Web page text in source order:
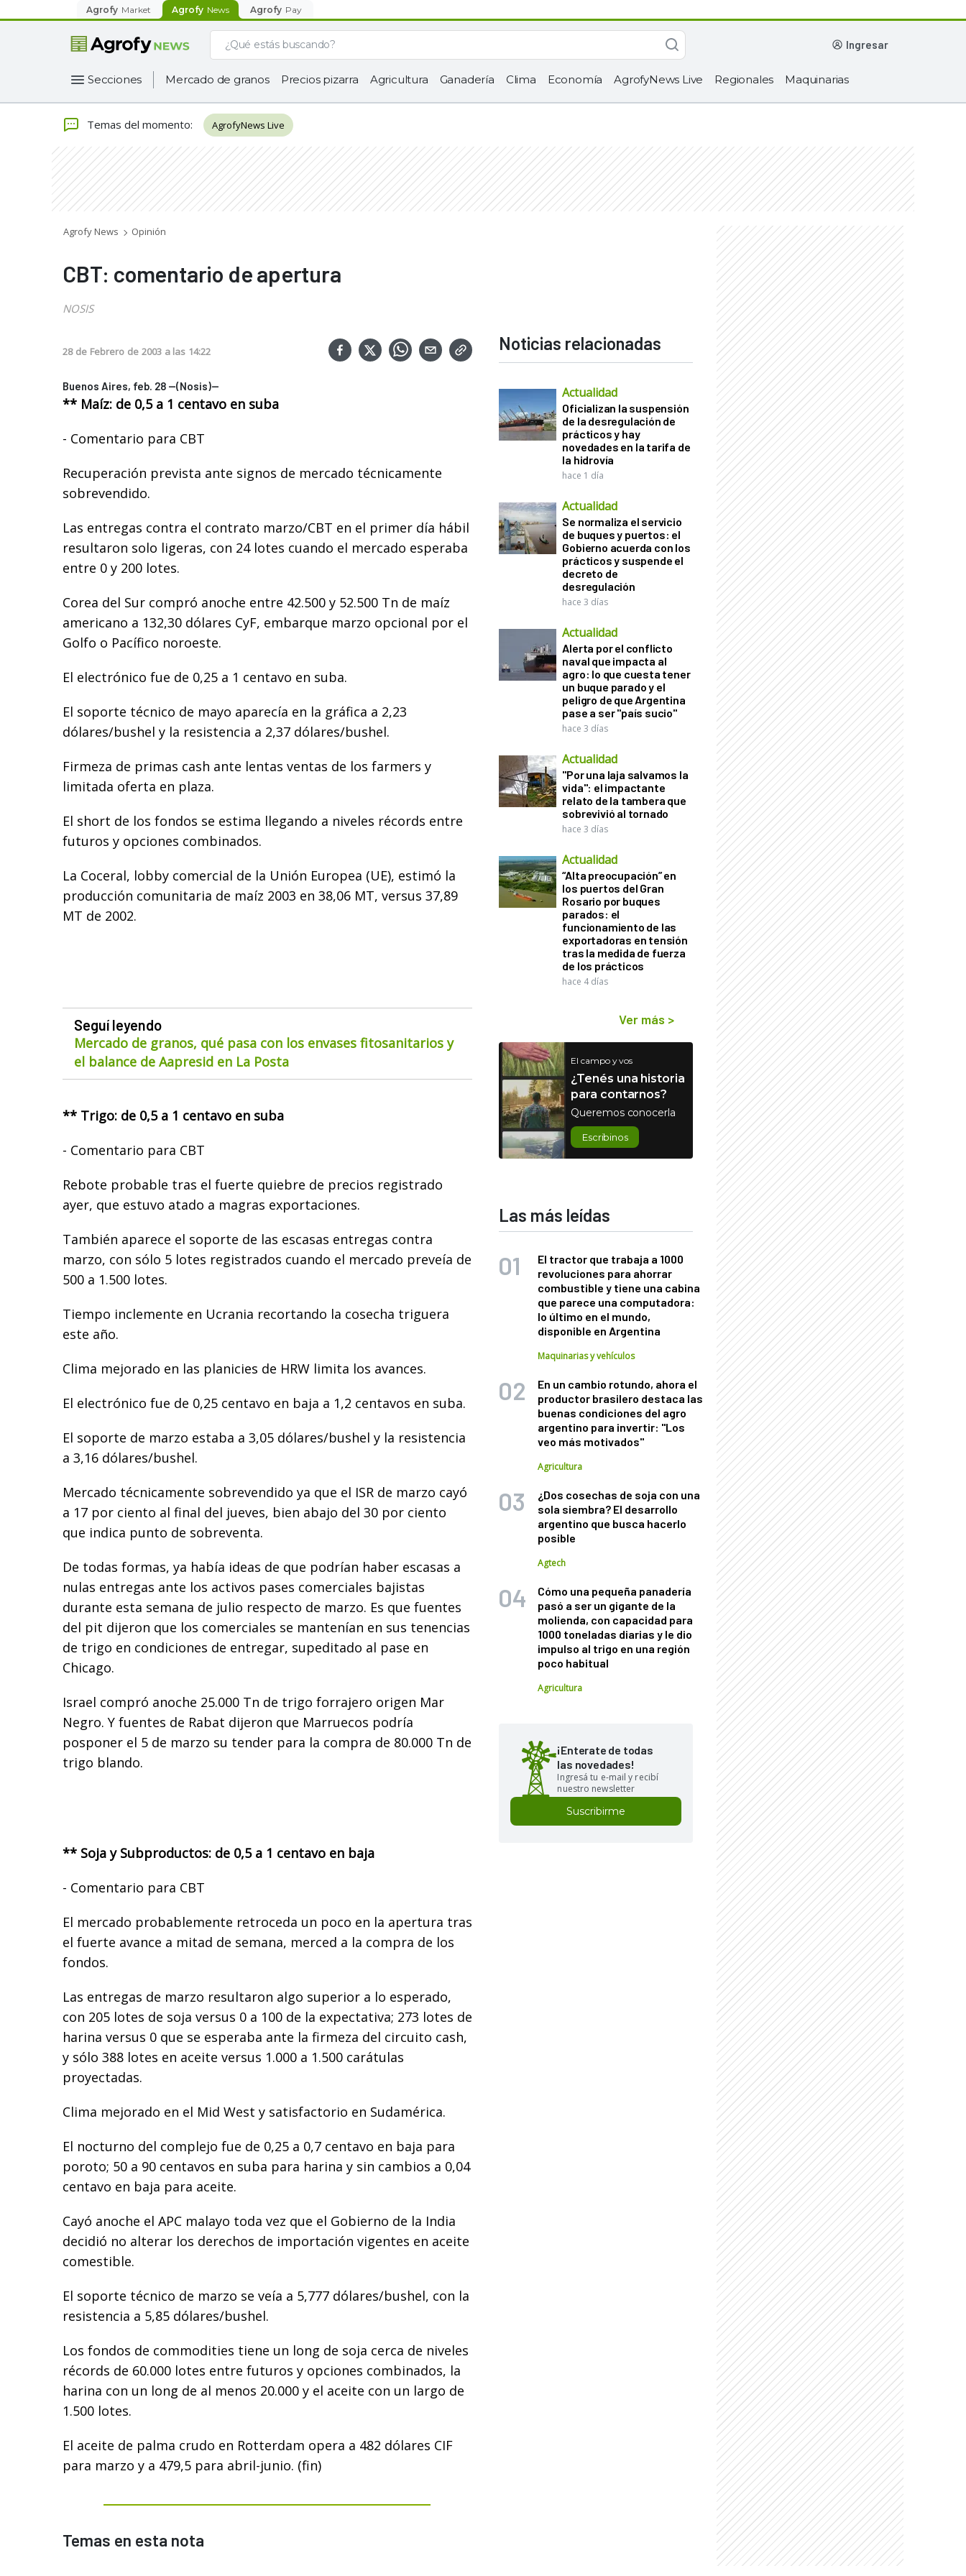
Agrofy Market Agrofy News Agrofy Pay
ingresar
Secciones Mercado de granos Precios pizarra Agricultura Ganadería Clima Economía AgrofyNews Live Regionales Maquinarias
Temas del momento: AgrofyNews Live
Agrofy News Opinión
CBT: comentario de apertura
NOSIS
28 de Febrero de 2003 a las 14:22
Buenos Aires, feb. 28 --(Nosis)--
** Maíz: de 0,5 a 1 centavo en suba
- Comentario para CBT
Recuperación prevista ante signos de mercado técnicamente
sobrevendido.
Las entregas contra el contrato marzo/CBT en el primer día hábil
resultaron solo ligeras, con 24 lotes cuando el mercado esperaba
entre 0 y 200 lotes.
Corea del Sur compró anoche entre 42.500 y 52.500 Tn de maíz
americano a 132,30 dólares CyF, embarque marzo opcional por el
Golfo o Pacífico noroeste.
El electrónico fue de 0,25 a 1 centavo en suba.
El soporte técnico de mayo aparecía en la gráfica a 2,23
dólares/bushel y la resistencia a 2,37 dólares/bushel.
Firmeza de primas cash ante lentas ventas de los farmers y
limitada oferta en plaza.
El short de los fondos se estima llegando a niveles récords entre
futuros y opciones combinados.
La Coceral, lobby comercial de la Unión Europea (UE), estimó la
producción comunitaria de maíz 2003 en 38,06 MT, versus 37,89
MT de 2002.
Seguí leyendo
Mercado de granos, qué pasa con los envases fitosanitarios y
el balance de Aapresid en La Posta
** Trigo: de 0,5 a 1 centavo en suba
- Comentario para CBT
Rebote probable tras el fuerte quiebre de precios registrado
ayer, que estuvo atado a magras exportaciones.
También aparece el soporte de las escasas entregas contra
marzo, con sólo 5 lotes registrados cuando el mercado preveía de
500 a 1.500 lotes.
Tiempo inclemente en Ucrania recortando la cosecha triguera
este año.
Clima mejorado en las planicies de HRW limita los avances.
El electrónico fue de 0,25 centavo en baja a 1,2 centavos en suba.
El soporte de marzo estaba a 3,05 dólares/bushel y la resistencia
a 3,16 dólares/bushel.
Mercado técnicamente sobrevendido ya que el ISR de marzo cayó
a 17 por ciento al final del jueves, bien abajo del 30 por ciento
que indica punto de sobreventa.
De todas formas, ya había ideas de que podrían haber escasas a
nulas entregas ante los activos pases comerciales bajistas
durante esta semana de julio respecto de marzo. Es que fuentes
del pit dijeron que los comerciales se mantenían en sus tenencias
de trigo en condiciones de entregar, supeditado al pase en
Chicago.
Israel compró anoche 25.000 Tn de trigo forrajero origen Mar
Negro. Y fuentes de Rabat dijeron que Marruecos podría
posponer el 5 de marzo su tender para la compra de 80.000 Tn de
trigo blando.
** Soja y Subproductos: de 0,5 a 1 centavo en baja
- Comentario para CBT
El mercado probablemente retroceda un poco en la apertura tras
el fuerte avance a mitad de semana, merced a la compra de los
fondos.
Las entregas de marzo resultaron algo superior a lo esperado,
con 205 lotes de soja versus 0 a 100 de la expectativa; 273 lotes de
harina versus 0 que se esperaba ante la firmeza del circuito cash,
y sólo 388 lotes en aceite versus 1.000 a 1.500 carátulas
proyectadas.
Clima mejorado en el Mid West y satisfactorio en Sudamérica.
El nocturno del complejo fue de 0,25 a 0,7 centavo en baja para
poroto; 50 a 90 centavos en suba para harina y sin cambios a 0,04
centavo en baja para aceite.
Cayó anoche el APC malayo toda vez que el Gobierno de la India
decidió no alterar los derechos de importación vigentes en aceite
comestible.
El soporte técnico de marzo se veía a 5,777 dólares/bushel, con la
resistencia a 5,85 dólares/bushel.
Los fondos de commodities tiene un long de soja cerca de niveles
récords de 60.000 lotes entre futuros y opciones combinados, la
harina con un long de al menos 20.000 y el aceite con un largo de
1.500 lotes.
El aceite de palma crudo en Rotterdam opera a 482 dólares CIF
para marzo y a 479,5 para abril-junio. (fin)
Noticias relacionadas
Actualidad
Oficializan la suspensión
de la desregulación de
prácticos y hay
novedades en la tarifa de
la hidrovía
hace 1 día
Actualidad
Se normaliza el servicio
de buques y puertos: el
Gobierno acuerda con los
prácticos y suspende el
decreto de
desregulación
hace 3 días
Actualidad
Alerta por el conflicto
naval que impacta al
agro: lo que cuesta tener
un buque parado y el
peligro de que Argentina
pase a ser "país sucio"
hace 3 días
Actualidad
"Por una laja salvamos la
vida": el impactante
relato de la tambera que
sobrevivió al tornado
hace 3 días
Actualidad
“Alta preocupación” en
los puertos del Gran
Rosario por buques
parados: el
funcionamiento de las
exportadoras en tensión
tras la medida de fuerza
de los prácticos
hace 4 días
Ver más >
El campo y vos
¿Tenés una historia
para contarnos?
Queremos conocerla
Escribinos
Las más leídas
El tractor que trabaja a 1000
revoluciones para ahorrar
combustible y tiene una cabina
que parece una computadora:
lo último en el mundo,
disponible en Argentina
Maquinarias y vehículos
En un cambio rotundo, ahora el
productor brasilero destaca las
buenas condiciones del agro
argentino para invertir: "Los
veo más motivados"
Agricultura
¿Dos cosechas de soja con una
sola siembra? El desarrollo
argentino que busca hacerlo
posible
Agtech
Cómo una pequeña panadería
pasó a ser un gigante de la
molienda, con capacidad para
1000 toneladas diarias y le dio
impulso al trigo en una región
poco habitual
Agricultura
¡Enterate de todas
las novedades!
Ingresá tu e-mail y recibí
nuestro newsletter
Suscribirme
Temas en esta nota